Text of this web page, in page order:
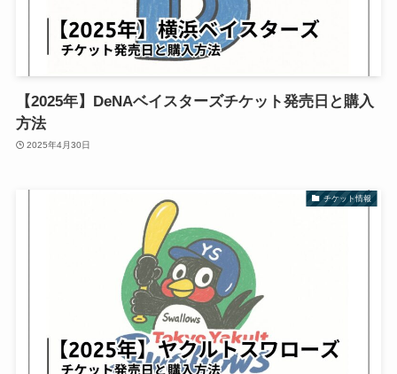
【2025年】DeNAベイスターズチケット発売日と購入
方法
2025年4月30日
チケット情報